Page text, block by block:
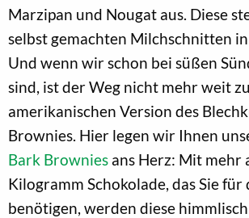
Marzipan und Nougat aus. Diese
selbst gemachten Milchschnitten
Und wenn wir schon bei süßen
sind, ist der Weg nicht mehr weit
amerikanischen Version des
Brownies. Hier legen wir Ihnen
Bark Brownies ans Herz: Mit mehr
Kilogramm Schokolade, das Sie für
benötigen, werden diese